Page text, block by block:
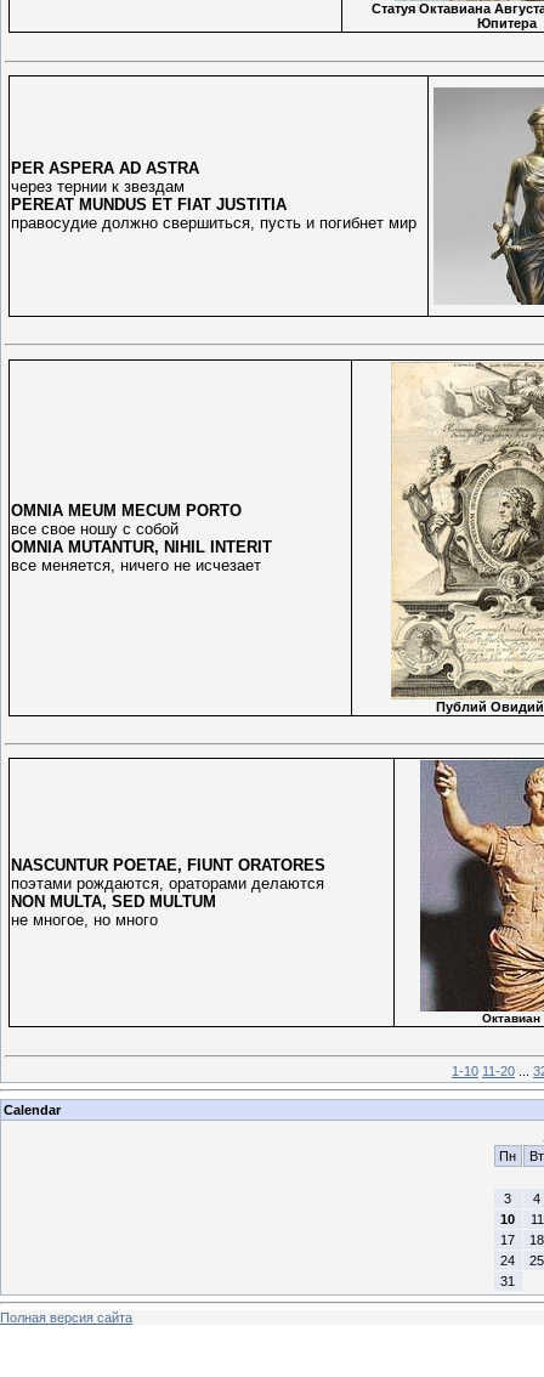
Статуя Октавиана
Юпитера
PER ASPERA AD ASTRA
через тернии к звездам
PEREAT MUNDUS ET FIAT JUSTITIA
правосудие должно свершиться, пусть и погибнет мир
OMNIA MEUM MECUM PORTO
все свое ношу с собой
OMNIA MUTANTUR, NIHIL INTERIT
все меняется, ничего не исчезает
Публий Овидий
NASCUNTUR POETAE, FIUNT ORATORES
поэтами рождаются, ораторами делаются
NON MULTA, SED MULTUM
не многое, но много
Октавиан
1-10 11-20
Calendar
Пн
Вт
3
4
10
11
17
18
24
25
31
Полная версия сайта